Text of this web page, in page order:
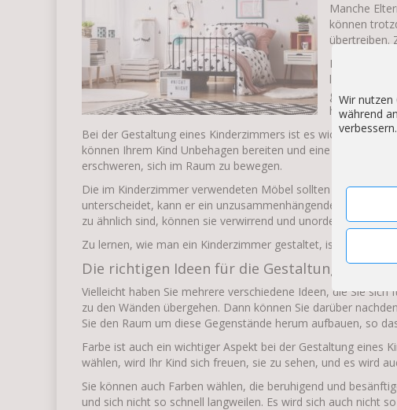
Manche
können
übertreiben.
Ein weiteres
lange
gestalten,
hinzufügen,
Bei der Gestaltung eines Kinderzimmers ist es wichtig,
können Ihrem Kind Unbehagen bereiten und eine Menge
erschweren, sich im Raum zu bewegen.
Die im Kinderzimmer verwendeten Möbel sollten auch zu
unterscheidet, kann er ein unzusammenhängendes
zu ähnlich sind, können sie verwirrend und unordentlich
Zu lernen, wie man ein Kinderzimmer gestaltet, ist keine
Die richtigen Ideen für die Gestaltung
Vielleicht haben Sie mehrere verschiedene Ideen, die Sie
zu den Wänden übergehen. Dann können Sie darüber
Sie den Raum um diese Gegenstände herum aufbauen, so
Farbe ist auch ein wichtiger Aspekt bei der Gestaltung eines
wählen, wird Ihr Kind sich freuen, sie zu sehen, und es wird
Sie können auch Farben wählen, die beruhigend und
und sich nicht so schnell langweilen. Es wird sich auch nicht
Wir nutzen
während
verbessern.